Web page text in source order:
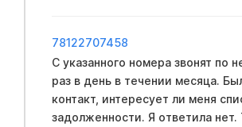
78122707458
С указанного номера звонят по
раз в день в течении месяца.
контакт, интересует ли меня
задолженности. Я ответила нет.